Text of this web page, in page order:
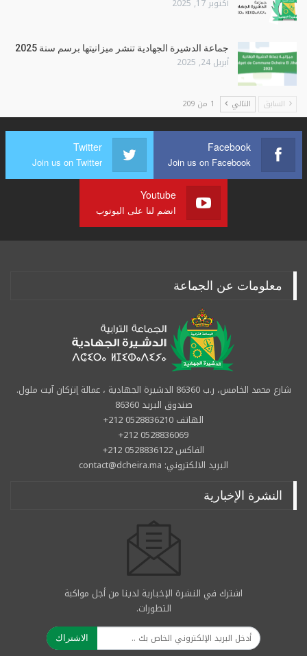
أكتوبر 17, 2025
جماعة الدشيرة الجهادية تنشر ميزانيتها برسم سنة 2025
أبريل 24, 2025
السابق التالي 1 من 209
Facebook
Join us on Facebook
Twitter
Join us on Twitter
Youtube
انضم لنا على اليوتوب
معلومات عن الجماعة
شارع محمد الخامس، ر.ب 86360 الدشيرة الجهادية ، عمالة إنزكان آيت ملول.
صندوق البريد 86360
الهاتف 0528836210 212+
0528836069 212+
الفاكس 0528836122 212+
البريد الالكتروني: contact@dcheira.ma
النشرة الإخبارية
اشترك في النشرة الإخبارية لدينا من أجل مواكبة
التطورات.
الاشتراك